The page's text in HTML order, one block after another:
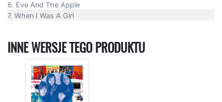
6. Eve And The Apple
7. When I Was A Girl
INNE WERSJE TEGO PRODUKTU